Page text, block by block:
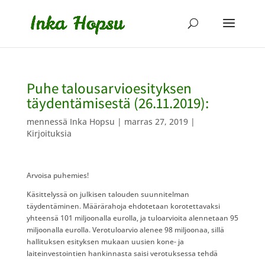
Puhe talousarvioesityksen
täydentämisestä (26.11.2019):
mennessä Inka Hopsu | marras 27, 2019|
Kirjoituksia
Arvoisa puhemies!
Käsittelyssä on julkisen talouden suunnitelman
täydentäminen. Määrärahoja ehdotetaan korotettavaksi
yhteensä 101 miljoonalla eurolla, ja tuloarvioita alennetaan 95
miljoonalla eurolla. Verotuloarvio alenee 98 miljoonaa, sillä
hallituksen esityksen mukaan uusien kone- ja
laiteinvestointien hankinnasta saisi verotuksessa tehdä